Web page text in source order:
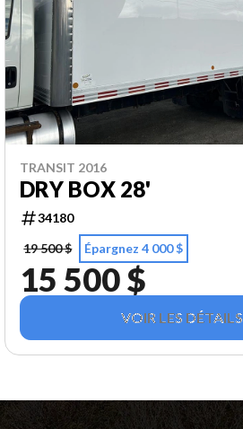
TRANSIT 2016
DRY BOX 28'
34180
19 500 $
Épargnez 4 000 $
15 500 $
VOIR LES DÉTAILS